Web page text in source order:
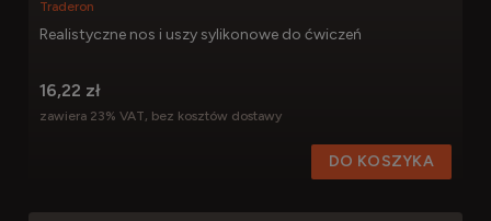
Realistyczne nos i uszy sylikonowe do ćwiczeń
Traderon
16,22 zł
zawiera 23% VAT, bez kosztów dostawy
DO KOSZYKA